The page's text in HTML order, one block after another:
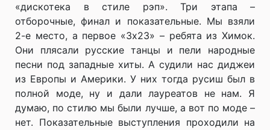
«дискотека в стиле рэп». Три этапа –
отборочные, финал и показательные. Мы взяли
2-е место, а первое «3х23» – ребята из Химок.
Они плясали русские танцы и пели народные
песни под западные хиты. А судили нас диджеи
из Европы и Америки. У них тогда русиш был в
полной моде, ну и дали лауреатов не нам. Я
думаю, по стилю мы были лучше, а вот по моде –
нет. Показательные выступления проходили на